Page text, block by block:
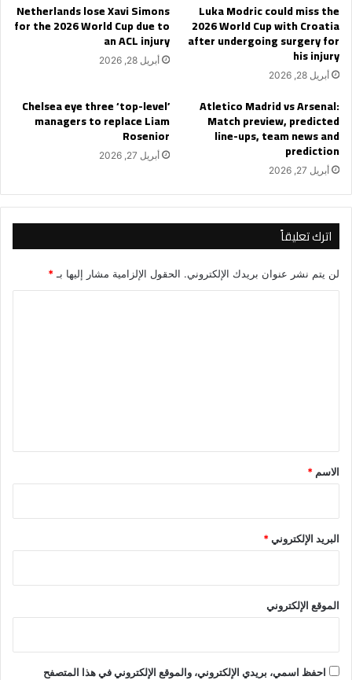
Luka Modric could miss the
2026 World Cup with Croatia
after undergoing surgery for
his injury
أبريل 28, 2026
Netherlands lose Xavi Simons
for the 2026 World Cup due to
an ACL injury
أبريل 28, 2026
Atletico Madrid vs Arsenal:
Match preview, predicted
line-ups, team news and
prediction
أبريل 27, 2026
Chelsea eye three ‘top-level’
managers to replace Liam
Rosenior
أبريل 27, 2026
اترك تعليقاً
لن يتم نشر عنوان بريدك الإلكتروني. الحقول الإلزامية مشار إليها بـ*
*
الاسم *
البريد الإلكتروني*
الموقع الإلكتروني
احفظ اسمي، بريدي الإلكتروني، والموقع الإلكتروني في هذا المتصفح